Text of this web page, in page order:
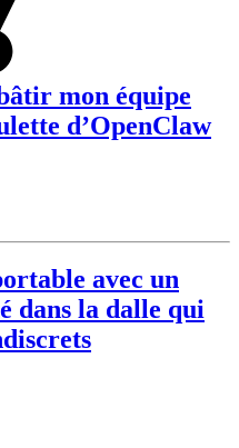
mon équipe
d’OpenClaw
avec un
dans la dalle qui